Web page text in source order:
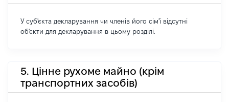
У суб'єкта декларування чи членів його сім'ї відсутні
об'єкти для декларування в цьому розділі.
5. Цінне рухоме майно (крім
транспортних засобів)